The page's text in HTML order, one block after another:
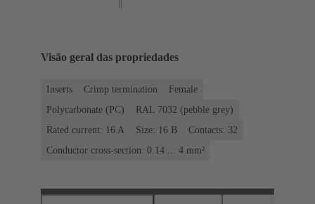
Visão geral das propriedades
Inserts Crimp termination
Female
Polycarbonate (PC)
RAL 7032 (pebble grey)
Rated current: ‌16 A
Size: 16 B
Contacts: 32
Conductor cross-section: 0.14 ... 4 mm²